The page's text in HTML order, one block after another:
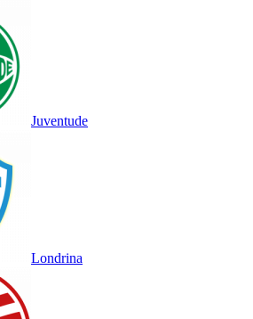
Juventude
Londrina